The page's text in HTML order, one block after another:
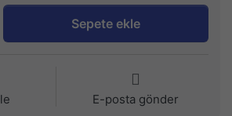
Sepete ekle
E-posta gönder